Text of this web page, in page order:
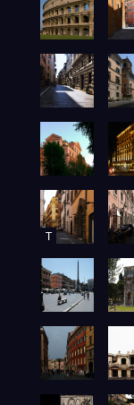
T